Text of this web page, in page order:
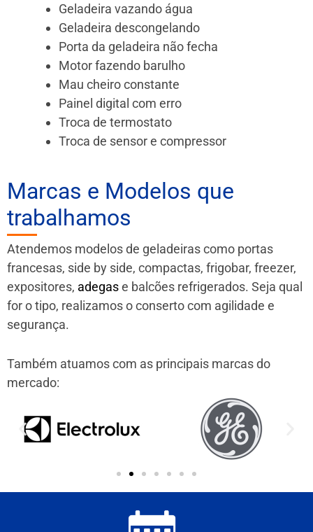
Geladeira vazando água
Geladeira descongelando
Porta da geladeira não fecha
Motor fazendo barulho
Mau cheiro constante
Painel digital com erro
Troca de termostato
Troca de sensor e compressor
Marcas e Modelos que
trabalhamos
Atendemos modelos de geladeiras como portas
francesas, side by side, compactas, frigobar, freezer,
expositores, adegase balcões refrigerados. Seja qual
for o tipo, realizamos o conserto com agilidade e
segurança.
Também atuamos com as principais marcas do
mercado: